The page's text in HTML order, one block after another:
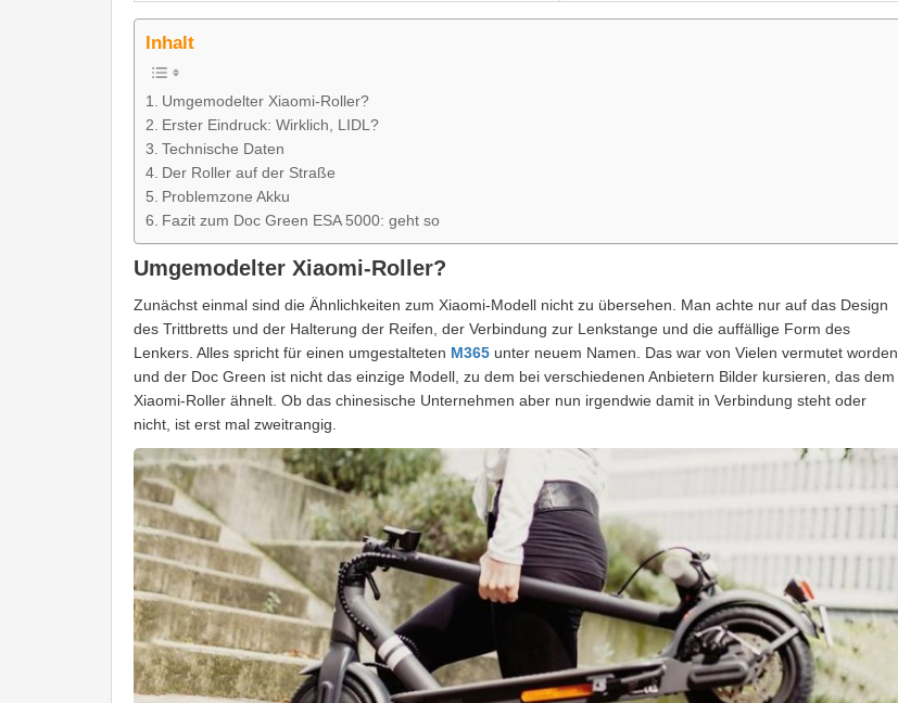
Inhalt
Umgemodelter Xiaomi-Roller?
Erster Eindruck: Wirklich, LIDL?
Technische Daten
Der Roller auf der Straße
Problemzone Akku
Fazit zum Doc Green ESA 5000: geht so
Umgemodelter Xiaomi-Roller?
Zunächst einmal sind die Ähnlichkeiten zum Xiaomi-Modell nicht zu übersehen. Man achte nur auf das Design
des Trittbretts und der Halterung der Reifen, der Verbindung zur Lenkstange und die auffällige Form des
Lenkers. Alles spricht für einen umgestalteten M365 unter neuem Namen. Das war von Vielen vermutet worden,
und der Doc Green ist nicht das einzige Modell, zu dem bei verschiedenen Anbietern Bilder kursieren, das dem
Xiaomi-Roller ähnelt. Ob das chinesische Unternehmen aber nun irgendwie damit in Verbindung steht oder
nicht, ist erst mal zweitrangig.